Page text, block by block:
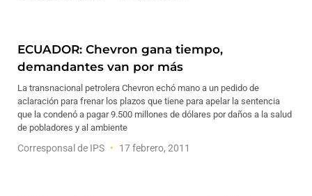
ECUADOR: Chevron gana tiempo,
demandantes van por más
La transnacional petrolera Chevron echó mano a un pedido de
aclaración para frenar los plazos que tiene para apelar la sentencia
que la condenó a pagar 9.500 millones de dólares por daños a la salud
de pobladores y al ambiente
Corresponsal de IPS 17 febrero, 2011